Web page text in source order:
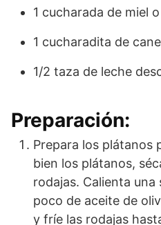
1 cucharada de miel
1 cucharadita de
1/2 taza de leche
Preparación:
Prepara los plátanos
bien los plátanos,
rodajas. Calienta
poco de aceite de
y fríe las rodajas